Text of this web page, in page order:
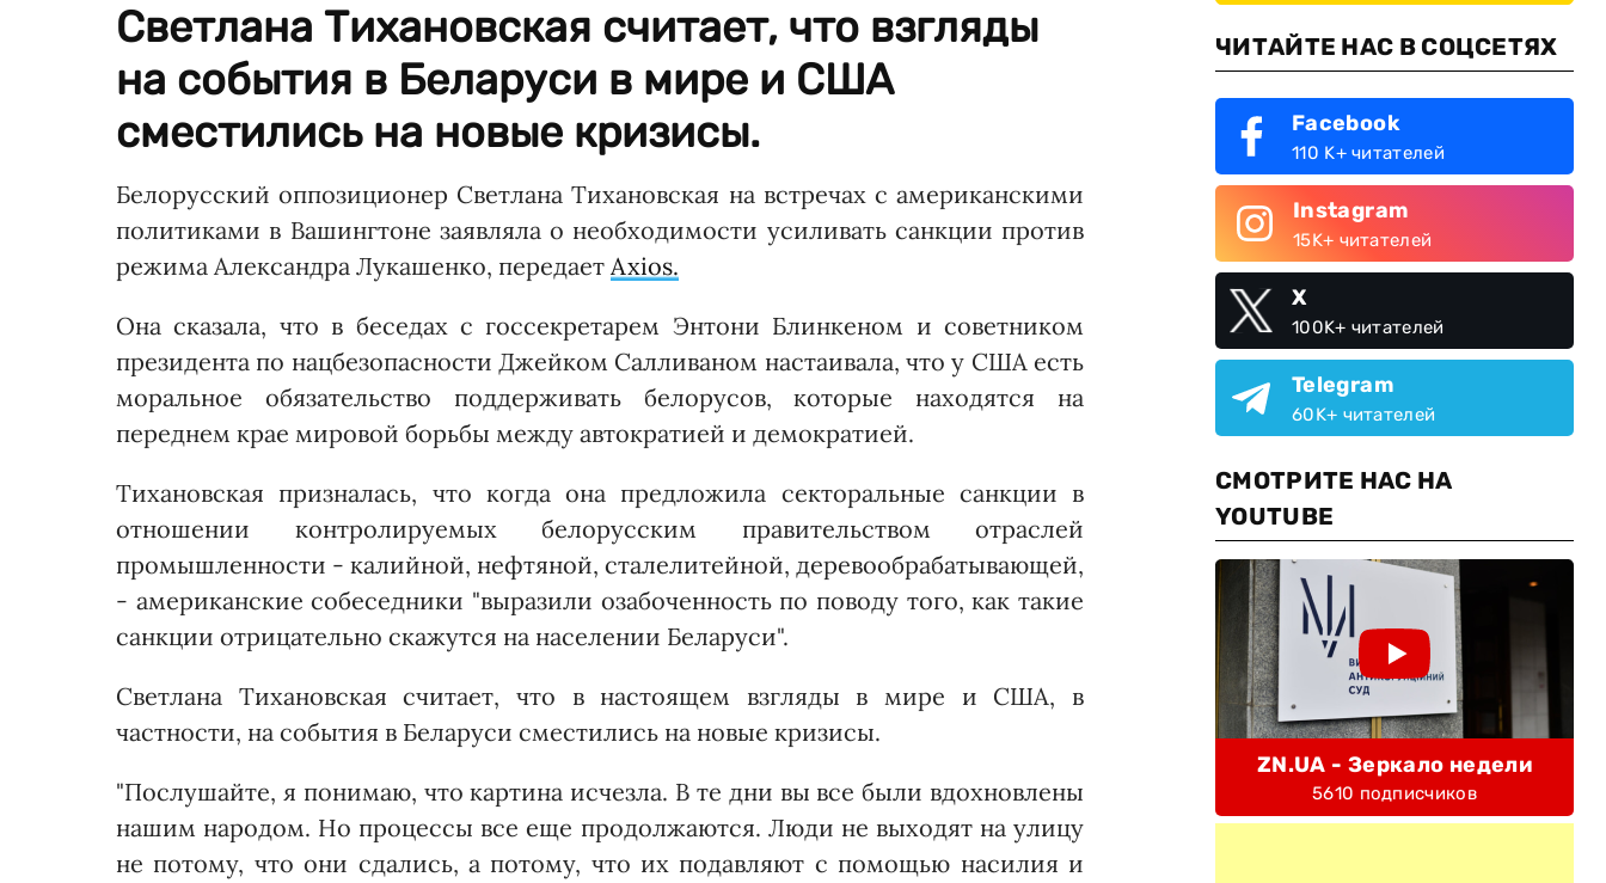
Светлана Тихановская считает, что взгляды
на события в Беларуси в мире и США
сместились на новые кризисы.
Белорусский оппозиционер Светлана Тихановская на встречах с американскими
политиками в Вашингтоне заявляла о необходимости усиливать санкции против
режима Александра Лукашенко, передает Axios.
Она сказала, что в беседах с госсекретарем Энтони Блинкеном и советником
президента по нацбезопасности Джейком Салливаном настаивала, что у США есть
моральное обязательство поддерживать белорусов, которые находятся на
переднем крае мировой борьбы между автократией и демократией.
Тихановская призналась, что когда она предложила секторальные санкции в
отношении контролируемых белорусским правительством отраслей
промышленности - калийной, нефтяной, сталелитейной, деревообрабатывающей,
- американские собеседники "выразили озабоченность по поводу того, как такие
санкции отрицательно скажутся на населении Беларуси".
Светлана Тихановская считает, что в настоящем взгляды в мире и США, в
частности, на события в Беларуси сместились на новые кризисы.
"Послушайте, я понимаю, что картина исчезла. В те дни вы все были вдохновлены
нашим народом. Но процессы все еще продолжаются. Люди не выходят на улицу
не потому, что они сдались, а потому, что их подавляют с помощью насилия и
ЧИТАЙТЕ НАС В СОЦСЕТЯХ
Facebook
110 K+ читателей
Instagram
15K+ читателей
X
100K+ читателей
Telegram
60K+ читателей
СМОТРИТЕ НАС НА
YOUTUBE
ZN.UA - Зеркало недели
5610 подписчиков